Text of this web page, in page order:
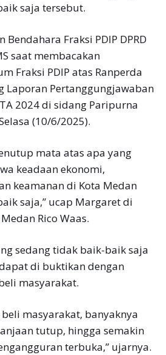
saja tersebut.
Fraksi PDIP DPRD
saat membacakan
Fraksi PDIP atas Ranperda
Laporan Pertanggungjawaban
2024 di sidang Paripurna
(10/6/2025).
mata atas apa yang
keadaan ekonomi,
keamanan di Kota Medan
saja,” ucap Margaret di
Rico Waas.
sedang tidak baik-baik saja
di buktikan dengan
masyarakat.
masyarakat, banyaknya
tutup, hingga semakin
terbuka,” ujarnya.